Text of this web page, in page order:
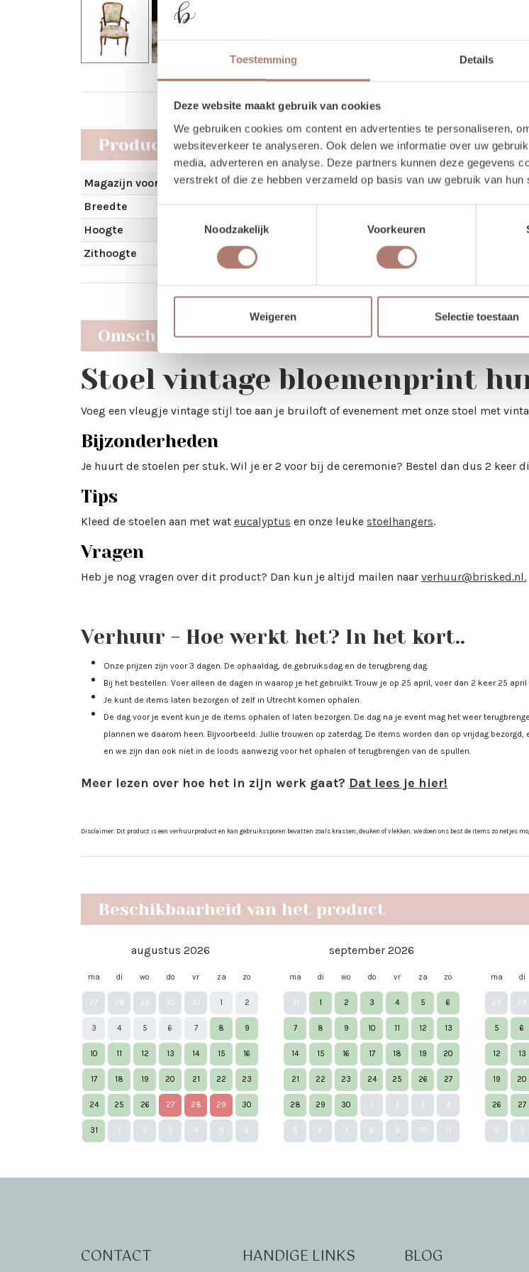
Toestemming Details
Deze website maakt gebruik van cookies
We gebruiken cookies om content en advertenties te personaliseren,
websiteverkeer te analyseren. Ook delen we informatie over uw
media, adverteren en analyse. Deze partners kunnen deze gegevens
verstrekt of die ze hebben verzameld op basis van uw gebruik van hun
Noodzakelijk
Voorkeuren
Weigeren Selectie toestaan
Producteigenschappen
Magazijn voorraad
2 stuks
Breedte
55 cm
Hoogte
Zithoogte
Omschrijving
Stoel vintage bloemenprint
Voeg een vleugje vintage stijl toe aan je bruiloft of evenement met onze stoel met
Bijzonderheden
Je huurt de stoelen per stuk. Wil je er 2 voor bij de ceremonie? Bestel dan dus 2 keer
Tips
Kleed de stoelen aan met wat eucalyptus en onze leuke stoelhangers.
Vragen
Heb je nog vragen over dit product? Dan kun je altijd mailen naar verhuur@brisked.nl.
Verhuur - Hoe werkt het? In het kort..
Onze prijzen zijn voor 3 dagen. De ophaaldag, de gebruiksdag en de terugbreng dag.
Bij het bestellen: Voer alleen de dagen in waarop je het gebruikt. Trouw je op 25 april, voer dan 2 keer 25
Je kunt de items laten bezorgen of zelf in Utrecht komen ophalen.
De dag voor je event kun je de items ophalen of laten bezorgen. De dag na je event mag het weer
plannen we daarom heen. Bijvoorbeeld: Jullie trouwen op zaterdag. De items worden dan op vrijdag
en we zijn dan ook niet in de loods aanwezig voor het ophalen of terugbrengen van de spullen.
Meer lezen over hoe het in zijn werk gaat? Dat lees je hier!
Disclaimer: Dit product is een verhuurproduct en kan gebruikssporen bevatten zoals krassen, deuken of vlekken. We doen ons best de items zo netjes
Beschikbaarheid van het product
augustus 2026
ma di wo do vr za zo
27 28 29 30 31 1 2
3 4 5 6 7 8 9
10 11 12 13 14 15 16
17 18 19 20 21 22 23
24 25 26 27 28 29 30
31 2 3 4 5 6
september 2026
ma di wo do vr za zo
31 1 2 3 4 5 6
7 8 9 10 11 12 13
14 15 16 17 18 19 20
21 22 23 24 25 26 27
28 29 30 2 3 4
5 6 7 8 9 10
ma di
28 29
5 6
12 13
19 20
26 27
2 3
CONTACT HANDIGE LINKS BLOG